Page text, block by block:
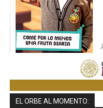
EL ORBE AL MOMENTO: